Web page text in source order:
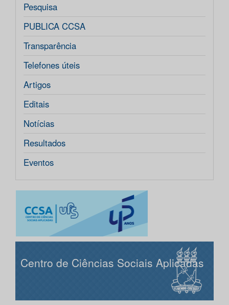
Pesquisa
PUBLICA CCSA
Transparência
Telefones úteis
Artigos
Editais
Notícias
Resultados
Eventos
Centro de Ciências Sociais Aplicadas